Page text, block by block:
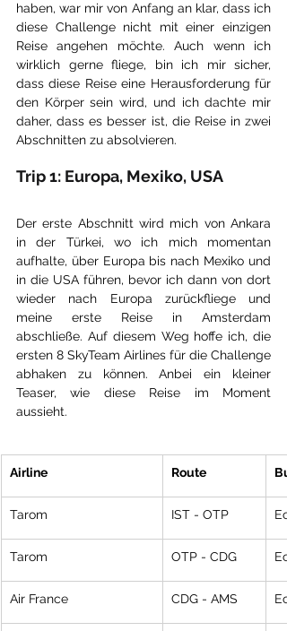
haben, war mir von Anfang an klar, dass ich
diese Challenge nicht mit einer einzigen
Reise angehen möchte. Auch wenn ich
wirklich gerne fliege, bin ich mir sicher,
dass diese Reise eine Herausforderung für
den Körper sein wird, und ich dachte mir
daher, dass es besser ist, die Reise in zwei
Abschnitten zu absolvieren.
Trip 1: Europa, Mexiko, USA
Der erste Abschnitt wird mich von Ankara
in der Türkei, wo ich mich momentan
aufhalte, über Europa bis nach Mexiko und
in die USA führen, bevor ich dann von dort
wieder nach Europa zurückfliege und
meine erste Reise in Amsterdam
abschließe. Auf diesem Weg hoffe ich, die
ersten 8 SkyTeam Airlines für die Challenge
abhaken zu können. Anbei ein kleiner
Teaser, wie diese Reise im Moment
aussieht.
Airline Route
Tarom IST - OTP
Tarom OTP - CDG
Air France CDG - AMS